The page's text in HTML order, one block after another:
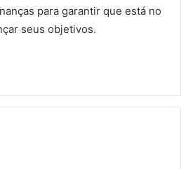
para garantir que está no
seus objetivos.